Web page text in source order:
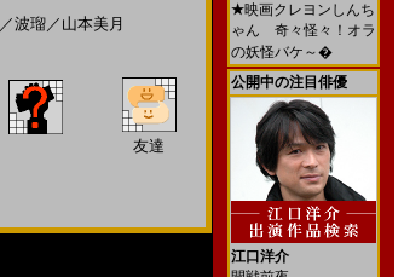
／波瑠／ 山本美月
友達
★映画クレヨンしんち
ゃん 奇々怪々！オラ
の妖怪バケ～�
公開中の注目俳優
江口洋介